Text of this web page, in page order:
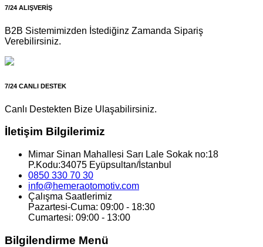
7/24 ALIŞVERİŞ
B2B Sistemimizden İstediğinz Zamanda Sipariş
Verebilirsiniz.
7/24 CANLI DESTEK
Canlı Destekten Bize Ulaşabilirsiniz.
İletişim Bilgilerimiz
Mimar Sinan Mahallesi Sarı Lale Sokak no:18
P.Kodu:34075 Eyüpsultan/İstanbul
0850 330 70 30
info@hemeraotomotiv.com
Çalışma Saatlerimiz
Pazartesi-Cuma: 09:00 - 18:30
Cumartesi: 09:00 - 13:00
Bilgilendirme Menü